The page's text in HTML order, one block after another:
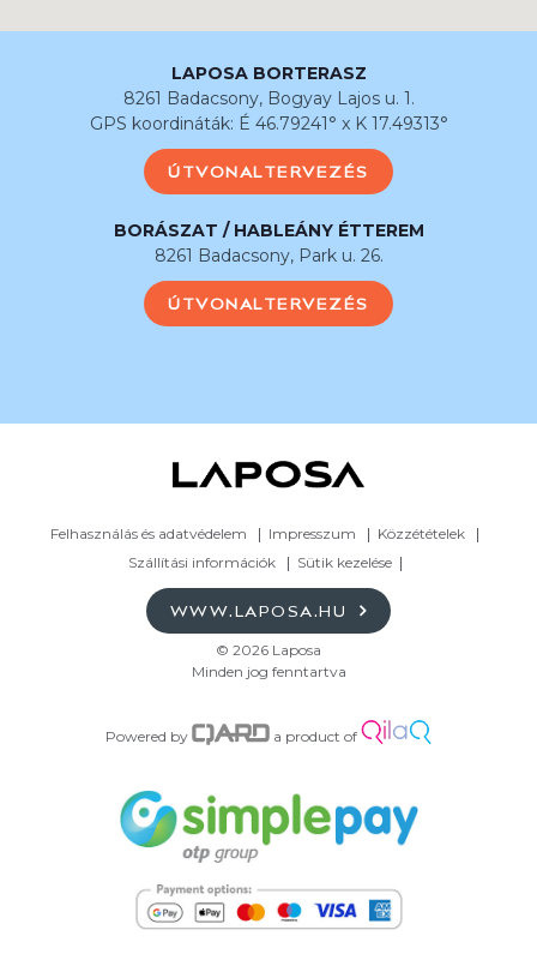
LAPOSA BORTERASZ
8261 Badacsony, Bogyay Lajos u. 1.
GPS koordináták: É 46.79241° x K 17.49313°
ÚTVONALTERVEZÉS
BORÁSZAT / HABLEÁNY ÉTTEREM
8261 Badacsony, Park u. 26.
ÚTVONALTERVEZÉS
Felhasználás és adatvédelem Impresszum
Közzétételek
Szállítási információk
Sütik kezelése
WWW.LAPOSA.HU
© 2026 Laposa
Minden jog fenntartva
Powered by a product of